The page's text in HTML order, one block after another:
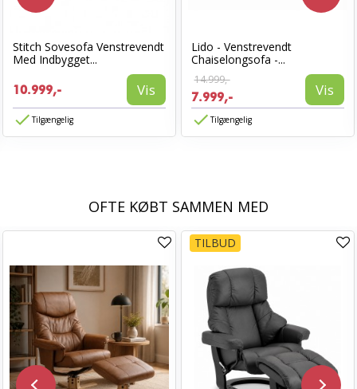
Stitch Sovesofa Venstrevendt
Med Indbygget...
10.999,- Vis
Tilgængelig
Lido - Venstrevendt
Chaiselongsofa -...
14.999,-
7.999,- Vis
Tilgængelig
OFTE KØBT SAMMEN MED
TILBUD